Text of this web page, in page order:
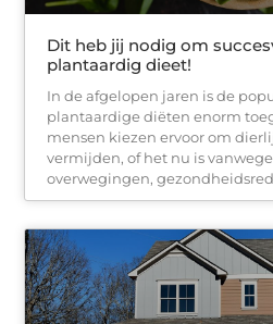
Dit heb jij nodig om
plantaardig dieet!
In de afgelopen jaren is de
plantaardige diëten enorm
mensen kiezen ervoor om
vermijden, of het nu is
overwegingen,